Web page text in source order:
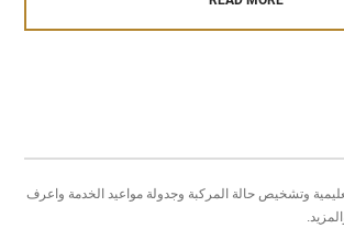
وتشخيص حالة المركبة وجدولة مواعيد الخدمة واعرف